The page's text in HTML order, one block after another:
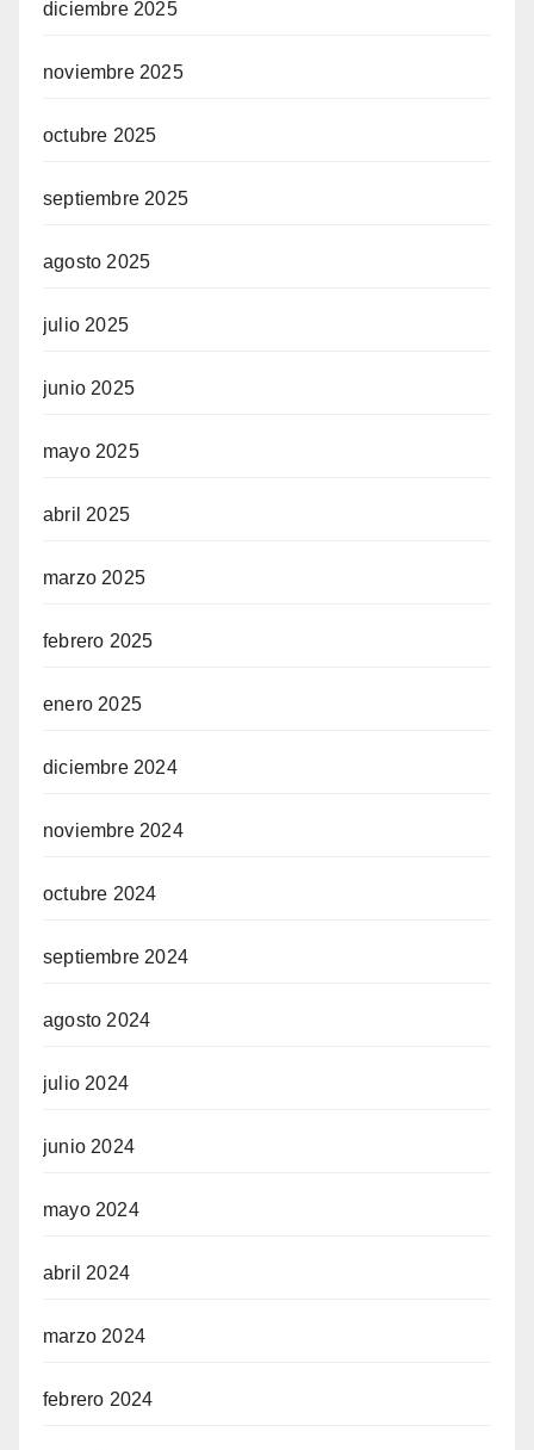
diciembre 2025
noviembre 2025
octubre 2025
septiembre 2025
agosto 2025
julio 2025
junio 2025
mayo 2025
abril 2025
marzo 2025
febrero 2025
enero 2025
diciembre 2024
noviembre 2024
octubre 2024
septiembre 2024
agosto 2024
julio 2024
junio 2024
mayo 2024
abril 2024
marzo 2024
febrero 2024